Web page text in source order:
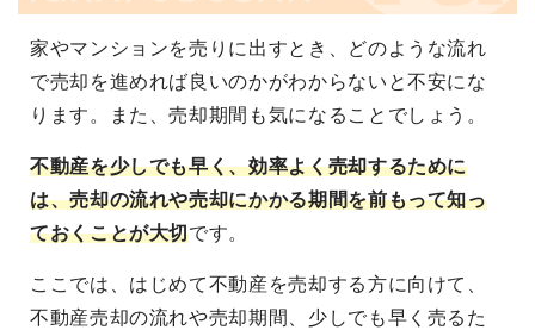
家やマンションを売りに出すとき、どのような流れ
で売却を進めれば良いのかがわからないと不安にな
ります。また、売却期間も気になることでしょう。
不動産を少しでも早く、効率よく売却するために
は、売却の流れや売却にかかる期間を前もって知っ
ておくことが大切です。
ここでは、はじめて不動産を売却する方に向けて、
不動産売却の流れや売却期間、少しでも早く売るた